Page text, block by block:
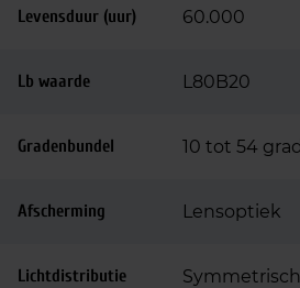
Levensduur (uur) 60.000
Lb waarde L80B20
Gradenbundel 10 tot 54
Afscherming Lensoptiek
Lichtdistributie Symmetrisch